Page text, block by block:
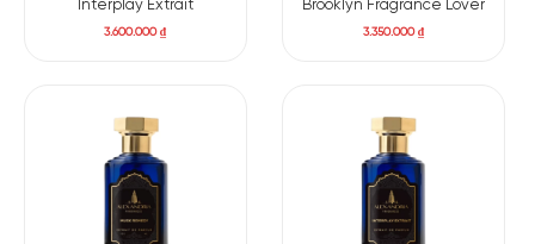
Interplay Extrait
3.600.000₫
Brooklyn Fragrance Lover
3.350.000₫